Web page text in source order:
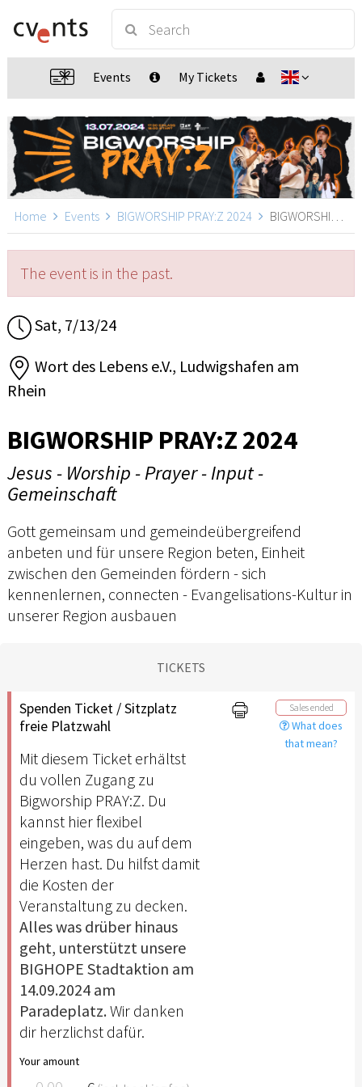
Events My Tickets
Home Events BIGWORSHIP PRAY:Z 2024 BIGWORSHIP PRAY:Z 2024, Ludwigshafen am Rhein
The event is in the past.
Sat, 7/13/24
Wort des Lebens e.V., Ludwigshafen am
Rhein
BIGWORSHIP PRAY:Z 2024
Jesus - Worship - Prayer - Input -
Gemeinschaft
Gott gemeinsam und gemeindeübergreifend
anbeten und für unsere Region beten, Einheit
zwischen den Gemeinden fördern - sich
kennenlernen, connecten - Evangelisations-Kultur in
unserer Region ausbauen
TICKETS
Spenden Ticket / Sitzplatz
freie Platzwahl
Mit diesem Ticket erhältst
du vollen Zugang zu
Bigworship PRAY:Z. Du
kannst hier flexibel
eingeben, was du auf dem
Herzen hast. Du hilfst damit
die Kosten der
Veranstaltung zu decken.
Alles was drüber hinaus
geht, unterstützt unsere
BIGHOPE Stadtaktion am
14.09.2024 am
Paradeplatz.Wir danken
dir herzlichst dafür.
Your amount
Sales ended
What does
that mean?